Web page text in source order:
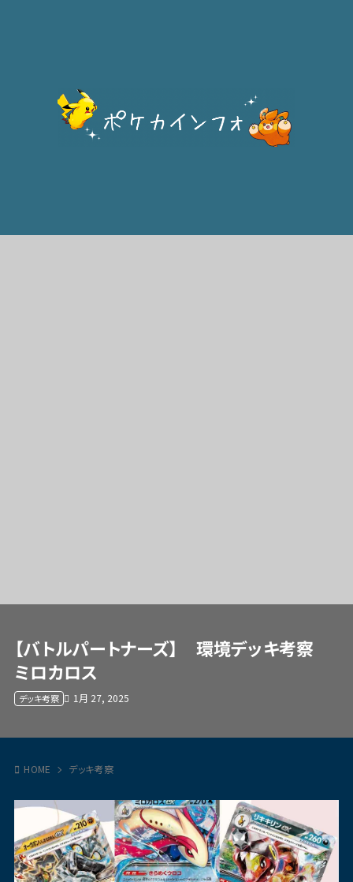
【バトルパートナーズ】 環境デッキ考察
ミロカロス
1月 27, 2025
デッキ考察
HOME デッキ考察